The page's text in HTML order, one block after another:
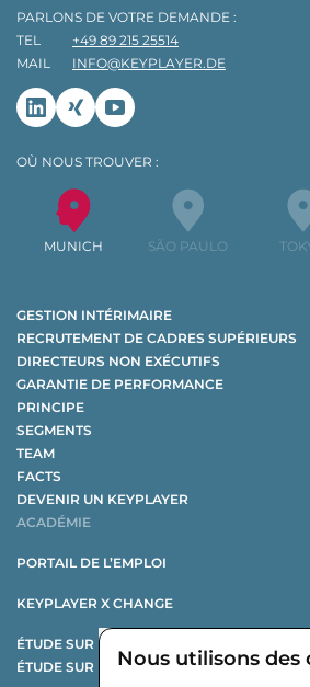
Nous utilisons des
PARLONS DE VOTRE DEMANDE :
TEL
+49 89 215 25514
MAIL
INFO@KEYPLAYER.DE
Linkedin
Xing Youtube
OÙ NOUS TROUVER :
MUNICH SÃO PAULO
GESTION INTÉRIMAIRE
RECRUTEMENT DE CADRES SUPÉRIEURS
DIRECTEURS NON EXÉCUTIFS
GARANTIE DE PERFORMANCE
PRINCIPE
SEGMENTS
TEAM
FACTS
DEVENIR UN KEYPLAYER
ACADÉMIE
PORTAIL DE L’EMPLOI
KEYPLAYER X CHANGE
ÉTUDE SUR LA RESTRUCTURATION
ÉTUDE SUR LES ÉQUIPEMENTIERS